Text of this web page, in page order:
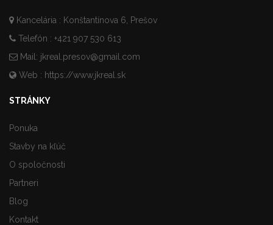
Kancelária : Konštantínova 6, Prešov
Telefón : +421 907 530 613
Mail: jkreal.presov@gmail.com
Web : https://www.jkreal.sk
STRÁNKY
Ponuka
Stavby na kľúč
O spoločnosti
Partneri
Blog
Kontakt